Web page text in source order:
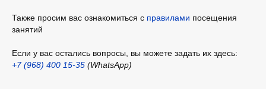
Также просим вас ознакомиться с правилами посещения
занятий
Если у вас остались вопросы, вы можете задать их здесь:
+7 (968) 400 15-35 (WhatsApp)